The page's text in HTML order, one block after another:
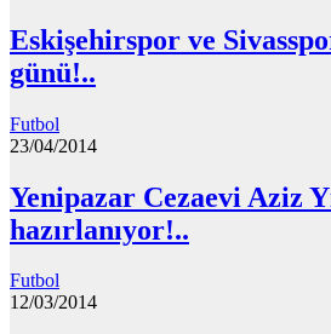
Eskişehirspor ve
günü!..
Futbol
23/04/2014
Yenipazar Cezaevi Aziz
hazırlanıyor!..
Futbol
12/03/2014